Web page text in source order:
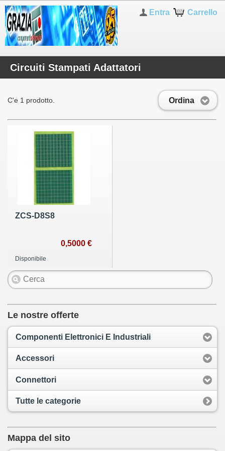
Carrello
Entra
Circuiti Stampati Adattatori
Ordina
C'e 1 prodotto.
ZCS-D8S8
0,5000 €
Disponibile
Le nostre offerte
Componenti Elettronici E Industriali
Accessori
Connettori
Tutte le categorie
Mappa del sito